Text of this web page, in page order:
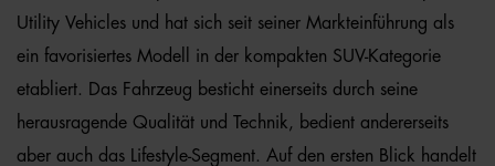
Utility Vehicles und hat sich seit seiner Markteinführung als
ein favorisiertes Modell in der kompakten SUV-Kategorie
etabliert. Das Fahrzeug besticht einerseits durch seine
herausragende Qualität und Technik, bedient andererseits
aber auch das Lifestyle-Segment. Auf den ersten Blick handelt